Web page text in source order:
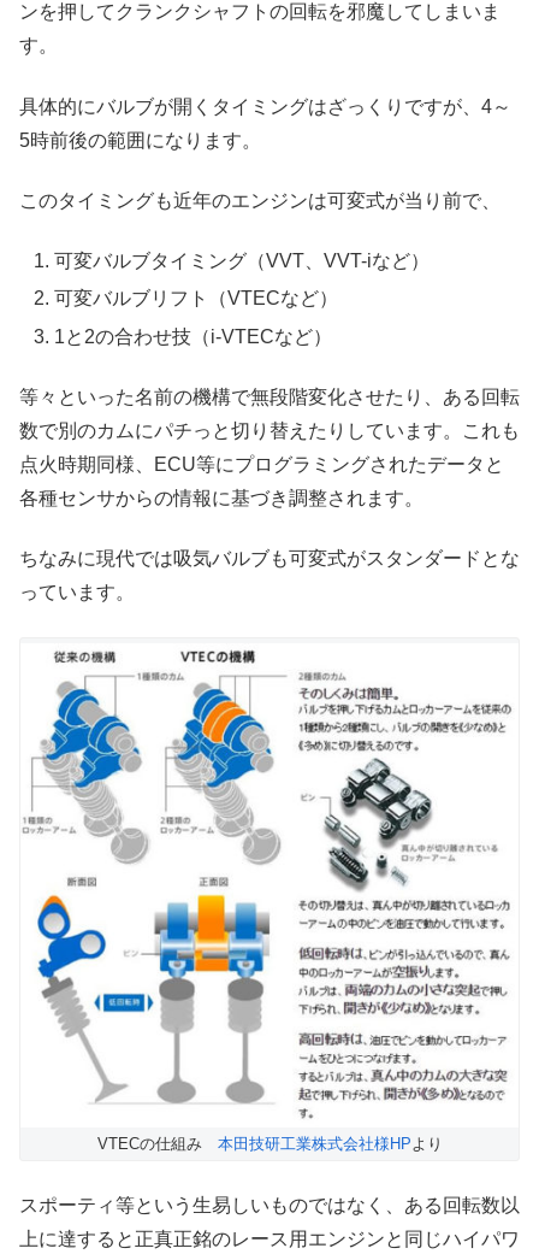
ンを押してクランクシャフトの回転を邪魔してしまいま
す。
具体的にバルブが開くタイミングはざっくりですが、4～
5時前後の範囲になります。
このタイミングも近年のエンジンは可変式が当り前で、
可変バルブタイミング（VVT、VVT-iなど）
可変バルブリフト（VTECなど）
1と2の合わせ技（i-VTECなど）
等々といった名前の機構で無段階変化させたり、ある回転
数で別のカムにパチっと切り替えたりしています。これも
点火時期同様、ECU等にプログラミングされたデータと
各種センサからの情報に基づき調整されます。
ちなみに現代では吸気バルブも可変式がスタンダードとな
っています。
VTECの仕組み 本田技研工業株式会社様HPより
スポーティ等という生易しいものではなく、ある回転数以
上に達すると正真正銘のレース用エンジンと同じハイパワ